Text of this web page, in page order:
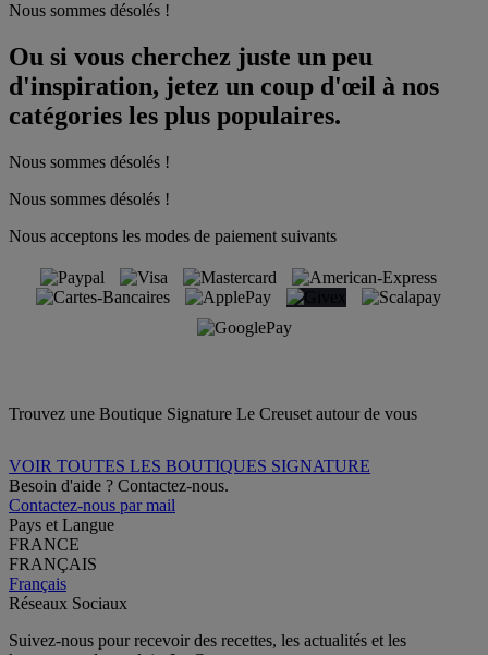
Nous sommes désolés !
Ou si vous cherchez juste un peu
d'inspiration, jetez un coup d'œil à nos
catégories les plus populaires.
Nous sommes désolés !
Nous sommes désolés !
Nous acceptons les modes de paiement suivants
Trouvez une Boutique Signature Le Creuset autour de vous
VOIR TOUTES LES BOUTIQUES SIGNATURE
Besoin d'aide ? Contactez-nous.
Contactez-nous par mail
Pays et Langue
FRANCE
FRANÇAIS
Français
Réseaux Sociaux
Suivez-nous pour recevoir des recettes, les actualités et les